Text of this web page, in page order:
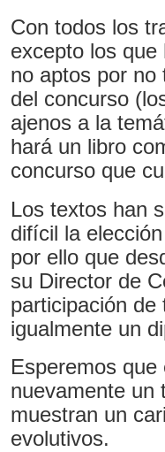
Con todos los
excepto los que
no aptos por no
del concurso
ajenos a la
hará un libro
concurso que
Los textos han
difícil la
por ello que
su Director de
participación
igualmente un
Esperemos
nuevamente un
muestran un
evolutivos.